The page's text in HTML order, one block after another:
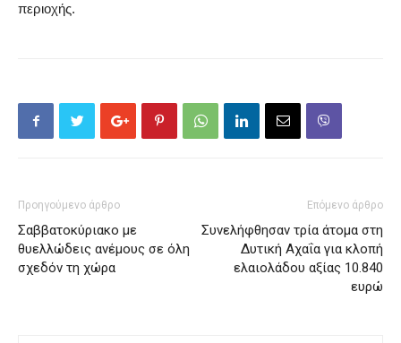
περιοχής.
Προηγούμενο άρθρο
Σαββατοκύριακο με
θυελλώδεις ανέμους σε όλη
σχεδόν τη χώρα
Επόμενο άρθρο
Συνελήφθησαν τρία άτομα στη
Δυτική Αχαΐα για κλοπή
ελαιολάδου αξίας 10.840
ευρώ